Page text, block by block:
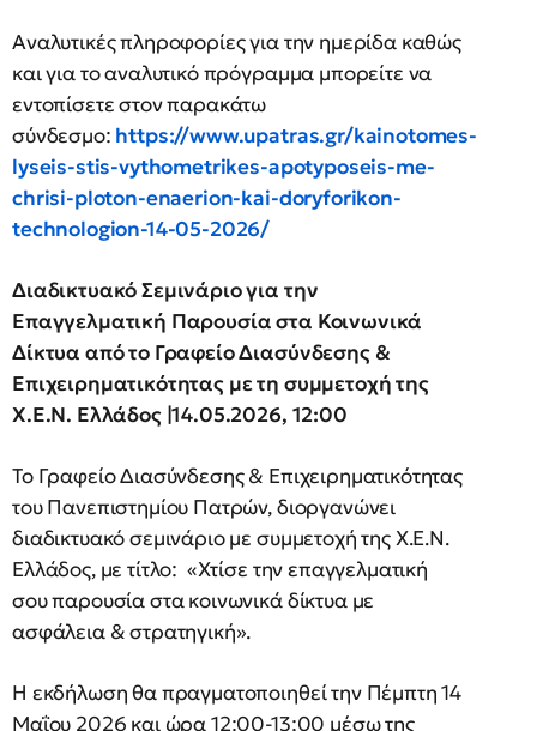
Αναλυτικές πληροφορίες για την ημερίδα καθώς
και για το αναλυτικό πρόγραμμα μπορείτε να
εντοπίσετε στον παρακάτω
σύνδεσμο: https://www.upatras.gr/kainotomes-
lyseis-stis-vythometrikes-apotyposeis-me-
chrisi-ploton-enaerion-kai-doryforikon-
technologion-14-05-2026/
Διαδικτυακό Σεμινάριο για την
Επαγγελματική Παρουσία στα Κοινωνικά
Δίκτυα από το Γραφείο Διασύνδεσης &
Επιχειρηματικότητας με τη συμμετοχή της
Χ.Ε.Ν. Ελλάδος |14.05.2026, 12:00
Το Γραφείο Διασύνδεσης & Επιχειρηματικότητας
του Πανεπιστημίου Πατρών, διοργανώνει
διαδικτυακό σεμινάριο με συμμετοχή της Χ.Ε.Ν.
Ελλάδος, με τίτλο: «Χτίσε την επαγγελματική
σου παρουσία στα κοινωνικά δίκτυα με
ασφάλεια & στρατηγική».
Η εκδήλωση θα πραγματοποιηθεί την Πέμπτη 14
Μαΐου 2026 και ώρα 12:00-13:00 μέσω της